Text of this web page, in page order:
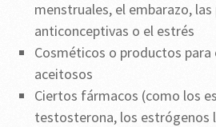
menstruales, el embarazo,
anticonceptivas o el estrés
Cosméticos o productos para
aceitosos
Ciertos fármacos (como los
testosterona, los estrógenos